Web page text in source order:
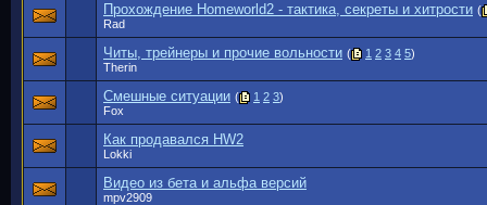
Прохождение Homeworld2 - тактика, секреты и хитрости (
Rad
Читы, трейнеры и прочие вольности ( 1 2 3 4 5)
Therin
Смешные ситуации ( 1 2 3)
Fox
Как продавался HW2
Lokki
Видео из бета и альфа версий
mpv2909